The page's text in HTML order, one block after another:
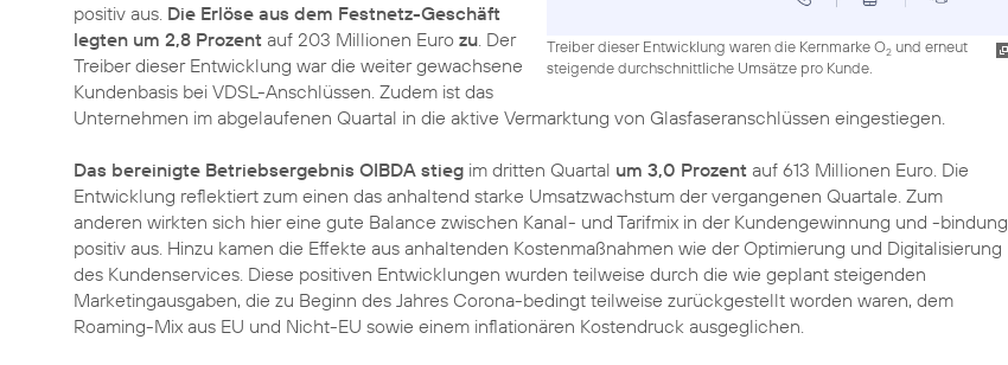
Treiber dieser Entwicklung waren die Kernmarke O2und erneut
steigende durchschnittliche Umsätze pro Kunde.
positiv aus. Die Erlöse aus dem Festnetz-Geschäft
legten um 2,8 Prozent auf 203 Millionen Euro zu. Der
Treiber dieser Entwicklung war die weiter gewachsene
Kundenbasis bei VDSL-Anschlüssen. Zudem ist das
Unternehmen im abgelaufenen Quartal in die aktive Vermarktung von Glasfaseranschlüssen eingestiegen.
Das bereinigte Betriebsergebnis OIBDA stieg im dritten Quartal um 3,0 Prozent auf 613 Millionen Euro. Die
Entwicklung reflektiert zum einen das anhaltend starke Umsatzwachstum der vergangenen Quartale. Zum
anderen wirkten sich hier eine gute Balance zwischen Kanal- und Tarifmix in der Kundengewinnung und -bindung
positiv aus. Hinzu kamen die Effekte aus anhaltenden Kostenmaßnahmen wie der Optimierung und Digitalisierung
des Kundenservices. Diese positiven Entwicklungen wurden teilweise durch die wie geplant steigenden
Marketingausgaben, die zu Beginn des Jahres Corona-bedingt teilweise zurückgestellt worden waren, dem
Roaming-Mix aus EU und Nicht-EU sowie einem inflationären Kostendruck ausgeglichen.